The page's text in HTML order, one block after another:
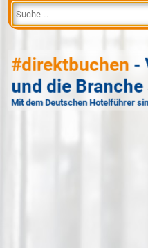
#direktbuchen -
und die
Mit dem Deutschen Hotelführer